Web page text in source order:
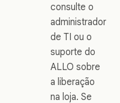
consulte o
administrador
de TI ou o
suporte do
ALLO sobre
a liberação
na loja. Se